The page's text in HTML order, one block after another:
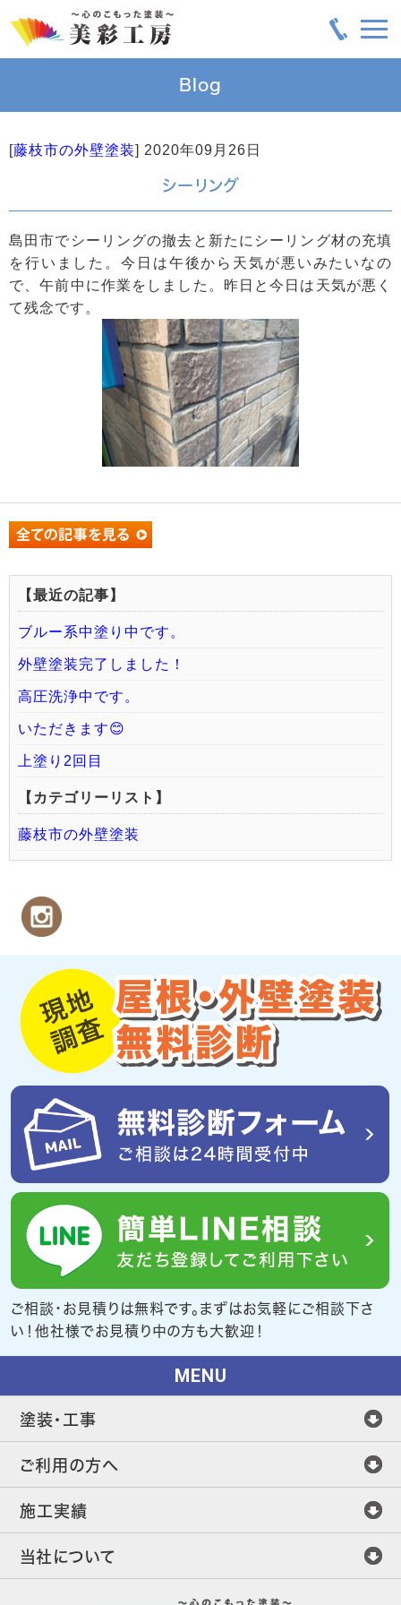
Blog
[藤枝市の外壁塗装] 2020年09月26日
シーリング
島田市でシーリングの撤去と新たにシーリング材の充填
を行いました。今日は午後から天気が悪いみたいなの
で、午前中に作業をしました。昨日と今日は天気が悪く
て残念です。
【最近の記事】
ブルー系中塗り中です。
外壁塗装完了しました！
高圧洗浄中です。
いただきます😊
上塗り2回目
【カテゴリーリスト】
藤枝市の外壁塗装
ご相談・お見積りは無料です。まずはお気軽にご相談下さ
い！他社様でお見積り中の方も大歓迎！
MENU
塗装・工事
ご利用の方へ
施工実績
当社について